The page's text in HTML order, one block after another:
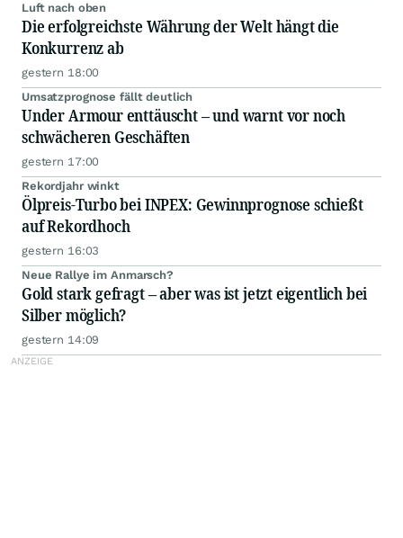
Luft nach oben
Die erfolgreichste Währung der Welt hängt die
Konkurrenz ab
gestern 18:00
Umsatzprognose fällt deutlich
Under Armour enttäuscht – und warnt vor noch
schwächeren Geschäften
gestern 17:00
Rekordjahr winkt
Ölpreis-Turbo bei INPEX: Gewinnprognose schießt
auf Rekordhoch
gestern 16:03
Neue Rallye im Anmarsch?
Gold stark gefragt – aber was ist jetzt eigentlich bei
Silber möglich?
gestern 14:09